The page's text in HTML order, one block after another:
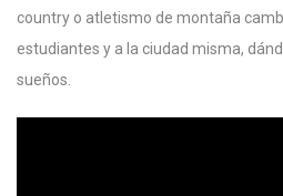
country o atletismo de montaña
estudiantes y a la ciudad misma,
sueños.